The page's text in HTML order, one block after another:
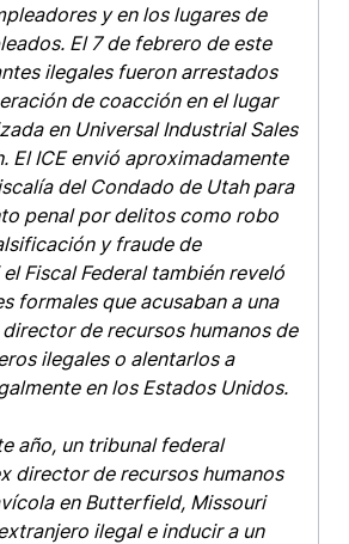
y en los lugares de
El 7 de febrero de este
ilegales fueron arrestados
de coacción en el lugar
en Universal Industrial Sales
El ICE envió aproximadamente
del Condado de Utah para
penal por delitos como robo
y fraude de
Fiscal Federal también reveló
formales que acusaban a una
de recursos humanos de
ilegales o alentarlos a
en los Estados Unidos.
año, un tribunal federal
director de recursos humanos
en Butterfield, Missouri
ilegal e inducir a un